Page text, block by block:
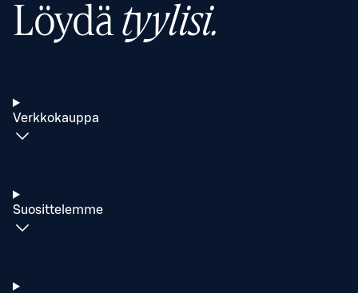
Löydätyylisi.
Verkkokauppa
Suosittelemme